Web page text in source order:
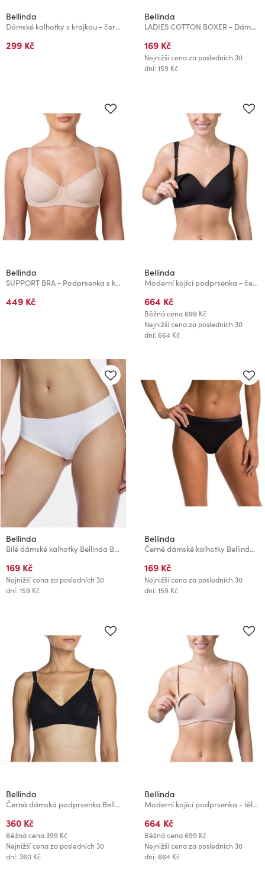
Bellinda
Dámské kalhotky s krajkou - černá
299 Kč
Bellinda
LADIES COTTON BOXER - Dámské bavlněné kalhotky - bílá
169 Kč
Nejnižší cena za posledních 30
dní: 159 Kč
Bellinda
SUPPORT BRA - Podprsenka s kosticí - tělová
449 Kč
Bellinda
Moderní kojící podprsenka - černá
664 Kč
Běžná cena699 Kč
Nejnižší cena za posledních 30
dní: 664 Kč
Bellinda
Bílé dámské kalhotky Bellinda BRAZILIAN MINISLIP
169 Kč
Nejnižší cena za posledních 30
dní: 159 Kč
Bellinda
Černé dámské kalhotky Bellinda Cotton Minislip
169 Kč
Nejnižší cena za posledních 30
dní: 159 Kč
Bellinda
Černá dámská podprsenka Bellinda COTTON BRA
360 Kč
Běžná cena399 Kč
Nejnižší cena za posledních 30
dní: 360 Kč
Bellinda
Moderní kojící podprsenka - tělová
664 Kč
Běžná cena699 Kč
Nejnižší cena za posledních 30
dní: 664 Kč